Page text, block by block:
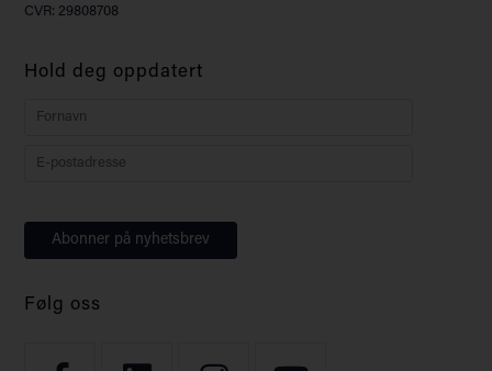
CVR: 29808708
Hold deg oppdatert
Følg oss